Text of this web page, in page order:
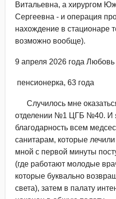
Витальевна, а хирургом
Сергеевна - и операция
нахождение в стационаре
возможно вообще).
9 апреля 2026 года
пенсионерка, 63 года
Случилось мне
отделении №1 ЦГБ №40. И
благодарность всем
санитарам, которые
мной с первой минуты
(где работают молодые
которые буквально
света), затем в палату